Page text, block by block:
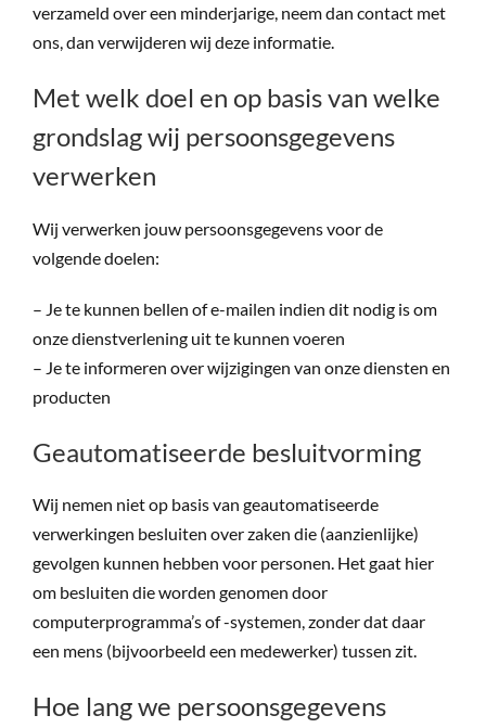
verzameld over een minderjarige, neem dan contact met
ons, dan verwijderen wij deze informatie.
Met welk doel en op basis van welke
grondslag wij persoonsgegevens
verwerken
Wij verwerken jouw persoonsgegevens voor de
volgende doelen:
– Je te kunnen bellen of e-mailen indien dit nodig is om
onze dienstverlening uit te kunnen voeren
– Je te informeren over wijzigingen van onze diensten en
producten
Geautomatiseerde besluitvorming
Wij nemen niet op basis van geautomatiseerde
verwerkingen besluiten over zaken die (aanzienlijke)
gevolgen kunnen hebben voor personen. Het gaat hier
om besluiten die worden genomen door
computerprogramma’s of -systemen, zonder dat daar
een mens (bijvoorbeeld een medewerker) tussen zit.
Hoe lang we persoonsgegevens